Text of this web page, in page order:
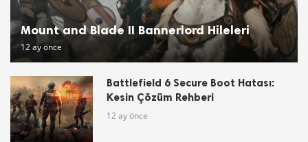
Mount and Blade II Bannerlord Hileleri
12 ay önce
Battlefield 6 Secure Boot Hatası:
Kesin Çözüm Rehberi
12 ay önce